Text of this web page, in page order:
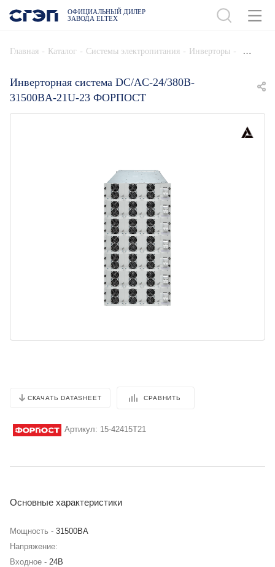
ОФИЦИАЛЬНЫЙ ДИЛЕР
ЗАВОДА ELTEX
Главная - Каталог - Системы электропитания - Инверторы -
Инверторная система DC/AC-24/380B-
31500BA-21U-23 ФОРПОСТ
СКАЧАТЬ DATASHEET СРАВНИТЬ
Артикул: 15-42415T21
Основные характеристики
Мощность - 31500BA
Напряжение:
Входное - 24В